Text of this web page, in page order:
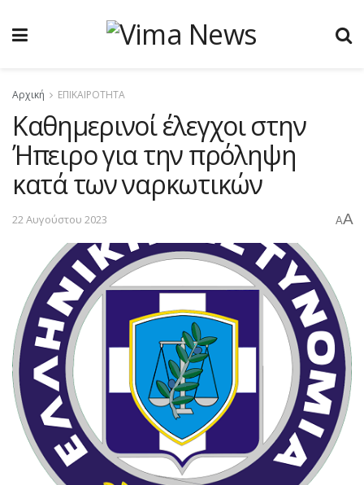
Αρχική ΕΠΙΚΑΙΡΟΤΗΤΑ
Καθημερινοί έλεγχοι στην
Ήπειρο για την πρόληψη
κατά των ναρκωτικών
22 Αυγούστου 2023 AA